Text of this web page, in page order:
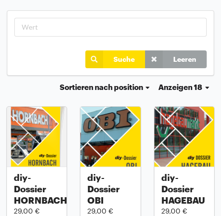
Suche Leeren
Anzeigen 18
Sortierennach position
diy-
Dossier
HORNBACH
29,00 €
diy-
Dossier
OBI
29,00 €
diy-
Dossier
HAGEBAU
29,00 €